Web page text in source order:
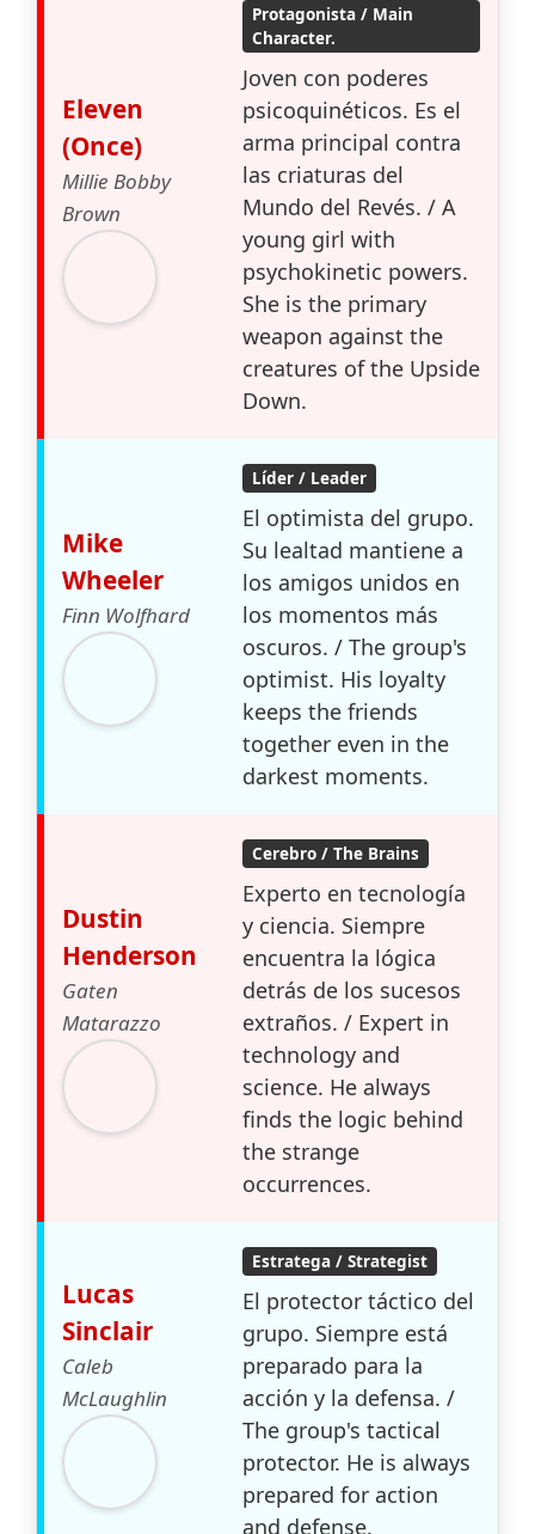
Eleven
(Once)
Millie Bobby
Brown
Protagonista / Main
Character.
Joven con poderes
psicoquinéticos. Es el
arma principal contra
las criaturas del
Mundo del Revés. / A
young girl with
psychokinetic powers.
She is the primary
weapon against the
creatures of the Upside
Down.
Mike
Wheeler
Finn Wolfhard
Líder / Leader
El optimista del grupo.
Su lealtad mantiene a
los amigos unidos en
los momentos más
oscuros. / The group's
optimist. His loyalty
keeps the friends
together even in the
darkest moments.
Dustin
Henderson
Gaten
Matarazzo
Cerebro / The Brains
Experto en tecnología
y ciencia. Siempre
encuentra la lógica
detrás de los sucesos
extraños. / Expert in
technology and
science. He always
finds the logic behind
the strange
occurrences.
Lucas
Sinclair
Caleb
McLaughlin
Estratega / Strategist
El protector táctico del
grupo. Siempre está
preparado para la
acción y la defensa. /
The group's tactical
protector. He is always
prepared for action
and defense.